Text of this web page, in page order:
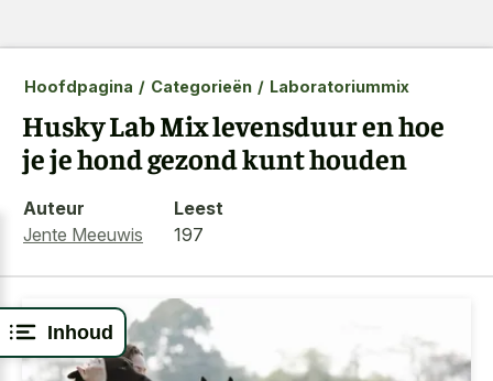
Inhoud
Hoofdpagina / Categorieën / Laboratoriummix
Husky Lab Mix levensduur en hoe
je je hond gezond kunt houden
Auteur
Jente Meeuwis
Leest
197